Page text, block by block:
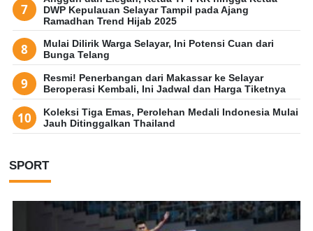
DWP Kepulauan Selayar Tampil pada Ajang
Ramadhan Trend Hijab 2025
Mulai Dilirik Warga Selayar, Ini Potensi Cuan dari
Bunga Telang
Resmi! Penerbangan dari Makassar ke Selayar
Beroperasi Kembali, Ini Jadwal dan Harga Tiketnya
Koleksi Tiga Emas, Perolehan Medali Indonesia Mulai
Jauh Ditinggalkan Thailand
SPORT